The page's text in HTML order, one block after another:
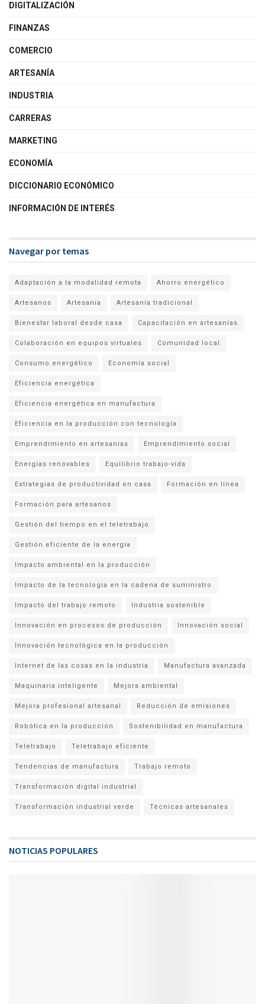
DIGITALIZACIÓN
FINANZAS
COMERCIO
ARTESANÍA
INDUSTRIA
CARRERAS
MARKETING
ECONOMÍA
DICCIONARIO ECONÓMICO
INFORMACIÓN DE INTERÉS
Navegar por temas
Adaptación a la modalidad remota Ahorro energético
Artesanos Artesanía Artesanía tradicional
Bienestar laboral desde casa Capacitación en artesanías
Colaboración en equipos virtuales Comunidad local
Consumo energético Economía social
Eficiencia energética
Eficiencia energética en manufactura
Eficiencia en la producción con tecnología
Emprendimiento en artesanías Emprendimiento social
Energías renovables Equilibrio trabajo-vida
Estrategias de productividad en casa Formación en línea
Formación para artesanos
Gestión del tiempo en el teletrabajo
Gestión eficiente de la energía
Impacto ambiental en la producción
Impacto de la tecnología en la cadena de suministro
Impacto del trabajo remoto Industria sostenible
Innovación en procesos de producción Innovación social
Innovación tecnológica en la producción
Internet de las cosas en la industria Manufactura avanzada
Maquinaria inteligente Mejora ambiental
Mejora profesional artesanal Reducción de emisiones
Robótica en la producción Sostenibilidad en manufactura
Teletrabajo Teletrabajo eficiente
Tendencias de manufactura Trabajo remoto
Transformación digital industrial
Transformación industrial verde Técnicas artesanales
NOTICIAS POPULARES